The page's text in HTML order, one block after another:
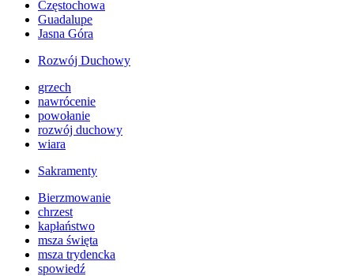
Częstochowa
Guadalupe
Jasna Góra
Rozwój Duchowy
grzech
nawrócenie
powołanie
rozwój duchowy
wiara
Sakramenty
Bierzmowanie
chrzest
kapłaństwo
msza święta
msza trydencka
spowiedź